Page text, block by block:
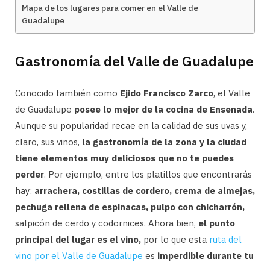
Mapa de los lugares para comer en el Valle de
Guadalupe
Gastronomía del Valle de Guadalupe
Conocido también como Ejido Francisco Zarco, el Valle
de Guadalupe posee lo mejor de la cocina de Ensenada.
Aunque su popularidad recae en la calidad de sus uvas y,
claro, sus vinos, la gastronomía de la zona y la ciudad
tiene elementos muy deliciosos que no te puedes
perder. Por ejemplo, entre los platillos que encontrarás
hay: arrachera, costillas de cordero, crema de almejas,
pechuga rellena de espinacas, pulpo con chicharrón,
salpicón de cerdo y codornices. Ahora bien, el punto
principal del lugar es el vino, por lo que esta ruta del
vino por el Valle de Guadalupe es imperdible durante tu